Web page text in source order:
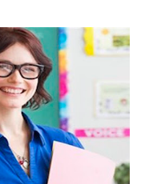
apresentadas,
PALAVRAS E
Você pensa Você
adquiriu os
Não tem limites
pois… É nervoso
convívio no